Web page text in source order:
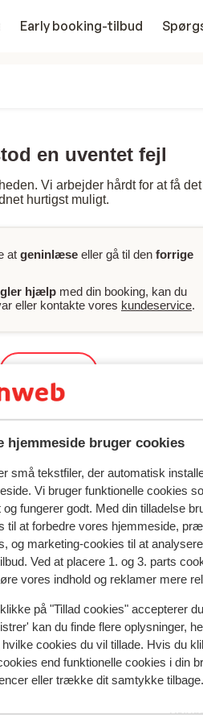
hjemmeside bruger cookies
små tekstfiler, der automatisk
Vi bruger funktionelle cookies
og fungerer godt. Med din tilladelse
til at forbedre vores hjemmeside,
og marketing-cookies til at
Ved at placere 1. og 3. parts
vores indhold og reklamer mere
på "Tillad cookies" accepterer
kan du finde flere oplysninger,
cookies du vil tillade. Hvis du
end funktionelle cookies i din
eller trække dit samtykke tilbage.
Early booking-tilbud
en uventet fejl
Vi arbejder hårdt for at få det
hurtigst muligt.
at geninlæse eller gå til den forrige
hjælp med din booking, kan du
eller kontakte vores kundeservice.
Kaprun Hotel das Alpenhaus
Val